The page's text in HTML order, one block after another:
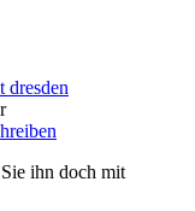
ihn doch mit